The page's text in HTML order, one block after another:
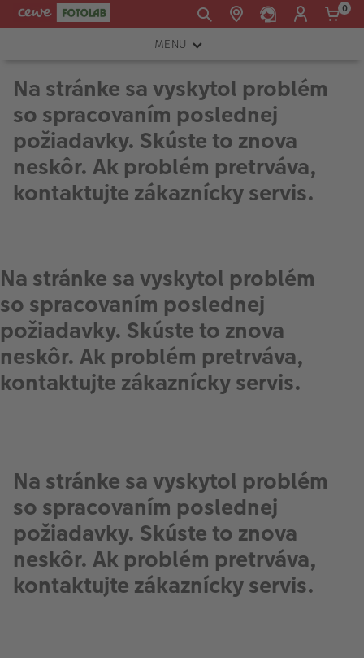
shop@cewe.sk
0
MENU
FOTOAPARÁTY
INSTAX™
TLAČIARNE A SKENERY
PRÍSLUŠENSTVO
Akcie a zľavy
CEWE Fotoprodukty
Na stránke sa vyskytol problém
so spracovaním poslednej
požiadavky. Skúste to znova
neskôr. Ak problém pretrváva,
kontaktujte zákaznícky servis.
Na stránke sa vyskytol problém
so spracovaním poslednej
požiadavky. Skúste to znova
neskôr. Ak problém pretrváva,
kontaktujte zákaznícky servis.
Na stránke sa vyskytol problém
so spracovaním poslednej
požiadavky. Skúste to znova
neskôr. Ak problém pretrváva,
kontaktujte zákaznícky servis.